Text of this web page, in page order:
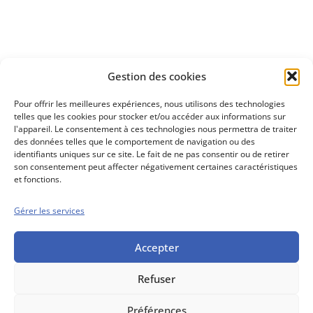
Gestion des cookies
Pour offrir les meilleures expériences, nous utilisons des technologies
telles que les cookies pour stocker et/ou accéder aux informations sur
l'appareil. Le consentement à ces technologies nous permettra de traiter
des données telles que le comportement de navigation ou des
identifiants uniques sur ce site. Le fait de ne pas consentir ou de retirer
son consentement peut affecter négativement certaines caractéristiques
et fonctions.
Gérer les services
Accepter
Refuser
Préférences
Découvrez
Conseils boursiers depuis 1952
Propos Utiles est
une publication
Conditions générales de vente